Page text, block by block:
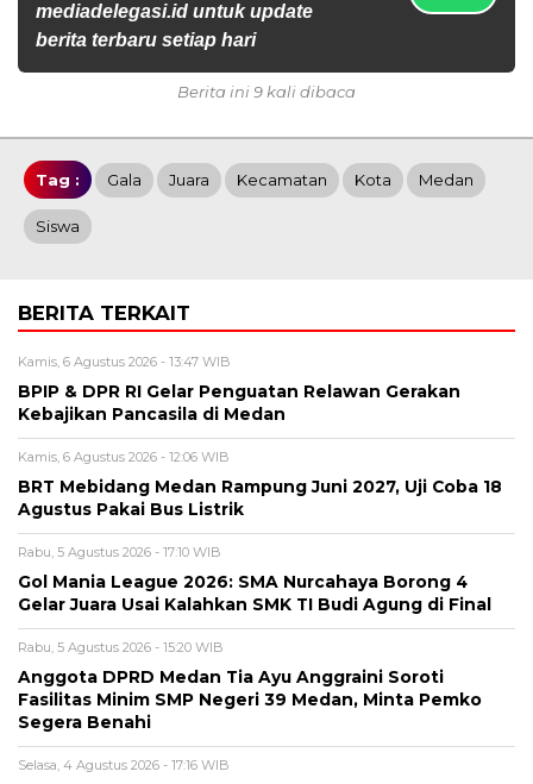
mediadelegasi.id untuk update
berita terbaru setiap hari
Berita ini 9 kali dibaca
Tag : Gala Juara Kecamatan Kota Medan
Siswa
BERITA TERKAIT
Kamis, 6 Agustus 2026 - 13:47 WIB
BPIP & DPR RI Gelar Penguatan Relawan Gerakan
Kebajikan Pancasila di Medan
Kamis, 6 Agustus 2026 - 12:06 WIB
BRT Mebidang Medan Rampung Juni 2027, Uji Coba 18
Agustus Pakai Bus Listrik
Rabu, 5 Agustus 2026 - 17:10 WIB
Gol Mania League 2026: SMA Nurcahaya Borong 4
Gelar Juara Usai Kalahkan SMK TI Budi Agung di Final
Rabu, 5 Agustus 2026 - 15:20 WIB
Anggota DPRD Medan Tia Ayu Anggraini Soroti
Fasilitas Minim SMP Negeri 39 Medan, Minta Pemko
Segera Benahi
Selasa, 4 Agustus 2026 - 17:16 WIB